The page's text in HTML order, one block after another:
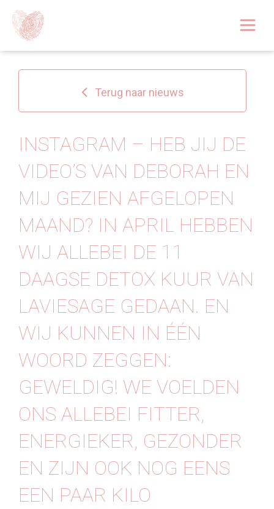
Over
Huidoplossingen
Behandelingen
Tarieven 2026
Blog
Webshop
Contact
Terug naar nieuws
INSTAGRAM – HEB JIJ DE
VIDEO’S VAN DEBORAH EN
MIJ GEZIEN AFGELOPEN
MAAND? ⁠⁠IN APRIL HEBBEN
WIJ ALLEBEI DE 11
DAAGSE DETOX KUUR VAN
LAVIESAGE GEDAAN. EN
WIJ KUNNEN IN ÉÉN
WOORD ZEGGEN:
GEWELDIG! WE VOELDEN
ONS ALLEBEI FITTER,
ENERGIEKER, GEZONDER
EN ZIJN OOK NOG EENS
EEN PAAR KILO